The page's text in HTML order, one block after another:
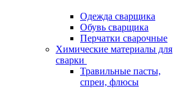
Одежда сварщика
Обувь сварщика
Перчатки сварочные
Химические материалы для
сварки
Травильные пасты,
спреи, флюсы